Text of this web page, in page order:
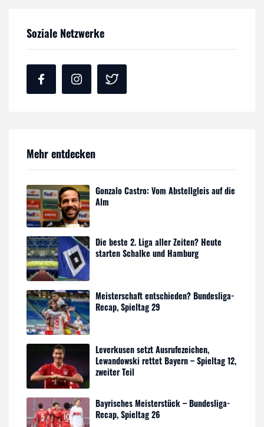
Soziale Netzwerke
Mehr entdecken
Gonzalo Castro: Vom Abstellgleis auf die
Alm
Die beste 2. Liga aller Zeiten? Heute
starten Schalke und Hamburg
Meisterschaft entschieden? Bundesliga-
Recap, Spieltag 29
Leverkusen setzt Ausrufezeichen,
Lewandowski rettet Bayern – Spieltag 12,
zweiter Teil
Bayrisches Meisterstück – Bundesliga-
Recap, Spieltag 26